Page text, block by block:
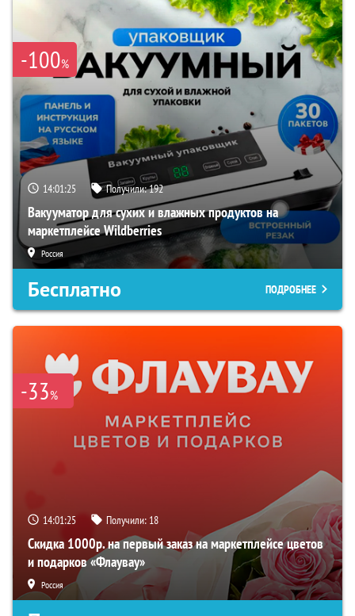
-100%
14:01:24 Получили:192
Вакууматор для сухих и влажных продуктов на
маркетплейсе Wildberries
Россия
Бесплатно ПОДРОБНЕЕ
-33%
14:01:24 Получили: 18
Скидка 1000р. на первый заказ на маркетплейсе цветов
и подарков «Флаувау»
Россия